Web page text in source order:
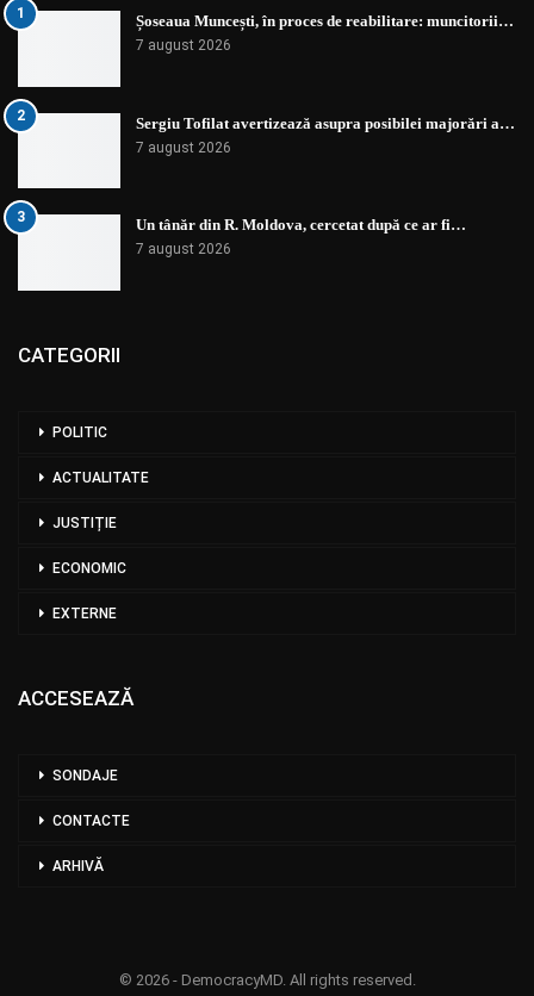
1 Șoseaua Muncești, în proces de reabilitare: muncitorii…
7 august 2026
2 Sergiu Tofilat avertizează asupra posibilei majorări a…
7 august 2026
3 Un tânăr din R. Moldova, cercetat după ce ar fi…
7 august 2026
CATEGORII
POLITIC
ACTUALITATE
JUSTIȚIE
ECONOMIC
EXTERNE
ACCESEAZĂ
SONDAJE
CONTACTE
ARHIVĂ
© 2026 - DemocracyMD. All rights reserved.